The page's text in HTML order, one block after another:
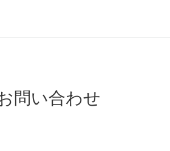
問い合わせ